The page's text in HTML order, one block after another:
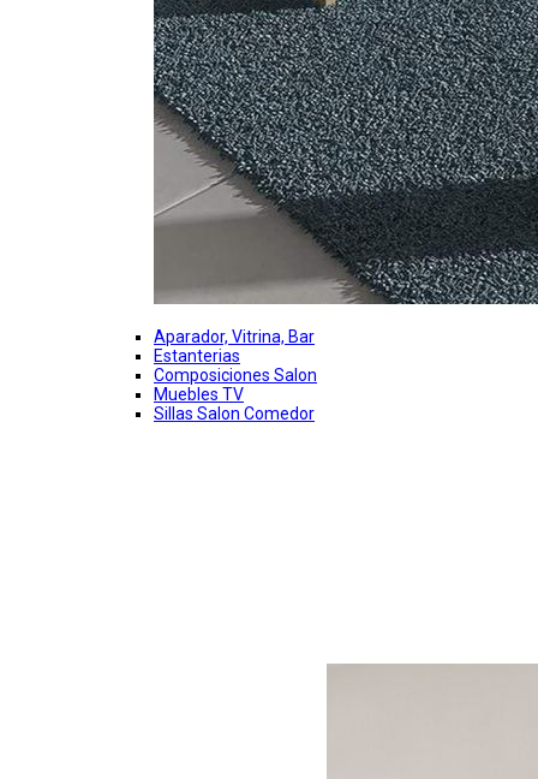
Aparador, Vitrina, Bar
Estanterias
Composiciones Salon
Muebles TV
Sillas Salon Comedor